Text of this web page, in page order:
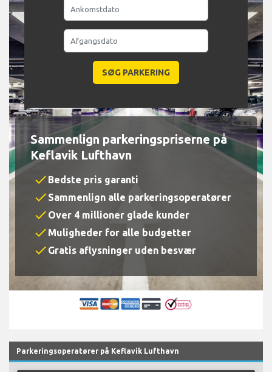
Sammenlign parkeringspriserne på
Keflavik Lufthavn
check Bedste pris garanti
check Sammenlign alle parkeringsoperatører
check Over 4 millioner glade kunder
check Muligheder for alle budgetter
check Gratis aflysninger uden besvær
Parkeringsoperatører på Keflavik Lufthavn